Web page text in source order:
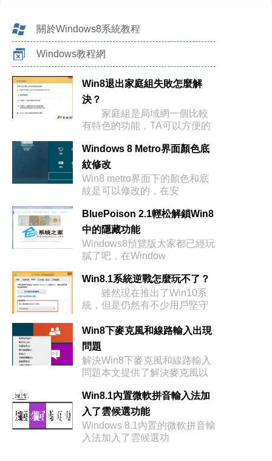
關於Windows8系統教程
Windows教程網
Win8退出家庭組失敗怎麼解
決？
家庭組是局域網一個比較
有特色的功能，TA可以方便的
Windows 8 Metro界面顏色底
紋修改
Win8 metro界面下的顏色和底
紋是可以修改的，在安
BluePoison 2.1輕松解鎖Win8
中的隱藏功能
Windows8預覽版大家都已經玩
膩了吧，在Window
Win8.1系統逆戰怎麼玩不了？
雖然現在推出了Win10系
統，但是仍然有不少用戶堅守
Win8下麥克風和線路輸入出現
問題
解決Win8下麥克風和線路輸入
問題本文提供了解決麥克風以
Win8.1內置微軟拼音輸入法加
入了雲候選功能
Windows 8.1內置的微軟拼音輸
入法加入了雲候選功